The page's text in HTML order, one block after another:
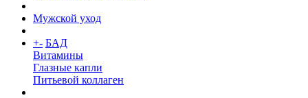
Мужской уход
+- БАД
Витамины
Глазные капли
Питьевой коллаген